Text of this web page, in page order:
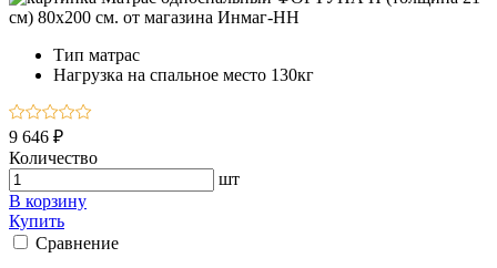
Тип матрас
Нагрузка на спальное место 130кг
9 646 ₽
Количество
шт
В корзину
Купить
Сравнение